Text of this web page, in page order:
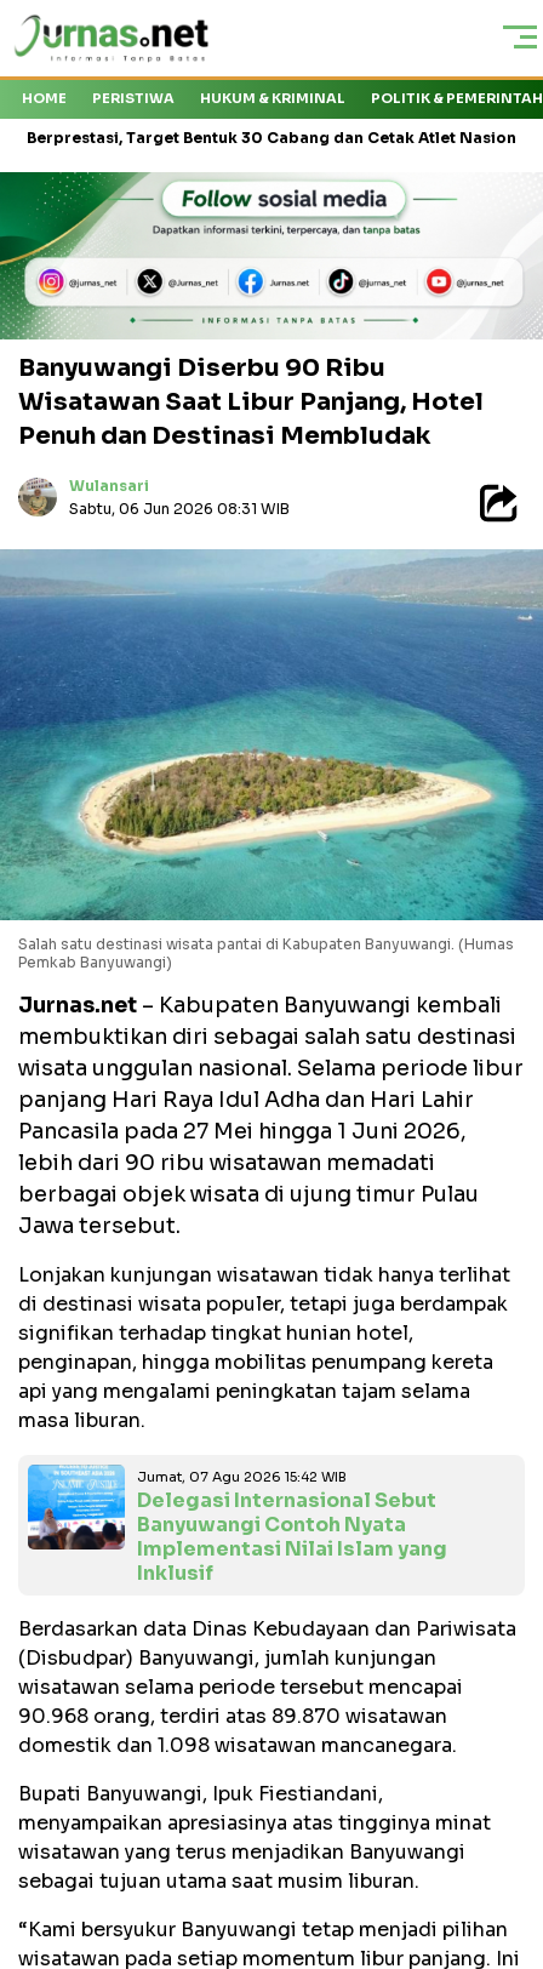
HOME PERISTIWA HUKUM & KRIMINAL POLITIK &
Target Bentuk 30 Cabang dan Cetak Atlet Nasional KMP
Banyuwangi Diserbu 90 Ribu
Wisatawan Saat Libur Panjang, Hotel
Penuh dan Destinasi Membludak
Wulansari
Sabtu, 06 Jun 2026 08:31 WIB
Salah satu destinasi wisata pantai di Kabupaten Banyuwangi. (Humas
Pemkab Banyuwangi)
Jurnas.net – Kabupaten Banyuwangi kembali
membuktikan diri sebagai salah satu destinasi
wisata unggulan nasional. Selama periode libur
panjang Hari Raya Idul Adha dan Hari Lahir
Pancasila pada 27 Mei hingga 1 Juni 2026,
lebih dari 90 ribu wisatawan memadati
berbagai objek wisata di ujung timur Pulau
Jawa tersebut.
Lonjakan kunjungan wisatawan tidak hanya terlihat
di destinasi wisata populer, tetapi juga berdampak
signifikan terhadap tingkat hunian hotel,
penginapan, hingga mobilitas penumpang kereta
api yang mengalami peningkatan tajam selama
masa liburan.
Jumat, 07 Agu 2026 15:42 WIB
Delegasi Internasional Sebut
Banyuwangi Contoh Nyata
Implementasi Nilai Islam yang
Inklusif
Berdasarkan data Dinas Kebudayaan dan Pariwisata
(Disbudpar) Banyuwangi, jumlah kunjungan
wisatawan selama periode tersebut mencapai
90.968 orang, terdiri atas 89.870 wisatawan
domestik dan 1.098 wisatawan mancanegara.
Bupati Banyuwangi, Ipuk Fiestiandani,
menyampaikan apresiasinya atas tingginya minat
wisatawan yang terus menjadikan Banyuwangi
sebagai tujuan utama saat musim liburan.
“Kami bersyukur Banyuwangi tetap menjadi pilihan
wisatawan pada setiap momentum libur panjang. Ini